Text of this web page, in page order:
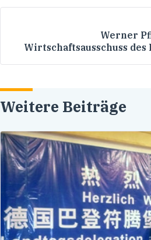
Werner
Wirtschaftsausschuss des
Weitere Beiträge